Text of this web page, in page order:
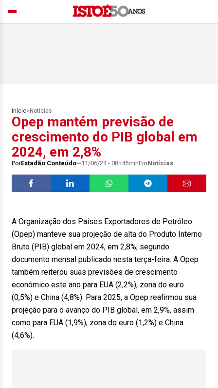
Início> Notícias
Opep mantém previsão de
crescimento do PIB global em
2024, em 2,8%
PorEstadão Conteúdo 11/06/24 - 08h45minEmNotícias
A Organização dos Países Exportadores de Petróleo
(Opep) manteve sua projeção de alta do Produto Interno
Bruto (PIB) global em 2024, em 2,8%, segundo
documento mensal publicado nesta terça-feira. A Opep
também reiterou suas previsões de crescimento
econômico este ano para EUA (2,2%), zona do euro
(0,5%) e China (4,8%). Para 2025, a Opep reafirmou sua
projeção para o avanço do PIB global, em 2,9%, assim
como para EUA (1,9%), zona do euro (1,2%) e China
(4,6%).